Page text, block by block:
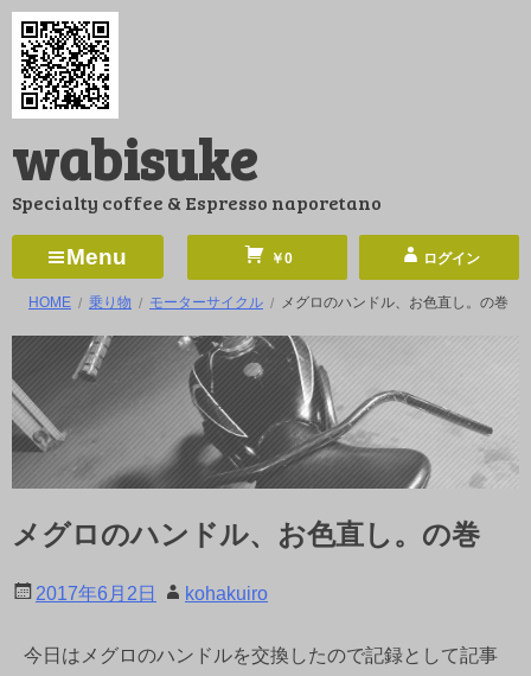
コ
ン
ツ
ス
ッ
wabisuke
Specialty coffee & Espresso naporetano
Menu ￥0 ログイン
HOME 乗り物 モーターサイクル メグロのハンドル、お色直し。の巻
メグロのハンドル、お色直し。の巻
2017年6月2日 kohakuiro
今日はメグロのハンドルを交換したので記録として記事